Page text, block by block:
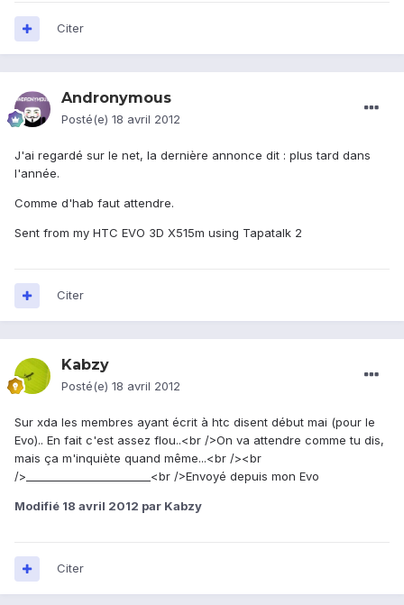
Citer
Andronymous
Posté(e) 18 avril 2012
J'ai regardé sur le net, la dernière annonce dit : plus tard dans
l'année.
Comme d'hab faut attendre.
Sent from my HTC EVO 3D X515m using Tapatalk 2
Citer
Kabzy
Posté(e) 18 avril 2012
Sur xda les membres ayant écrit à htc disent début mai (pour le
Evo).. En fait c'est assez flou..<br />On va attendre comme tu dis,
mais ça m'inquiète quand même...<br /><br
/>_______________________<br />Envoyé depuis mon Evo
Modifié 18 avril 2012 par Kabzy
Citer